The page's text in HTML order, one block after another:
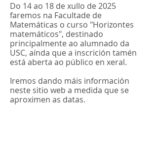
Do 14 ao 18 de xullo de 2025
faremos na Facultade de
Matemáticas o curso "Horizontes
matemáticos", destinado
principalmente ao alumnado da
USC, aínda que a inscrición tamén
está aberta ao público en xeral.
Iremos dando máis información
neste sitio web a medida que se
aproximen as datas.